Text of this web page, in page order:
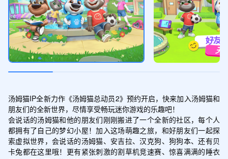
汤姆猫IP全新力作《汤姆猫总动员2》预约开启，快来加入汤姆猫和
朋友们的全新世界，尽情享受畅玩迷你游戏的乐趣吧！
会说话的汤姆猫和他的朋友们刚刚搬进了一个全新的社区，每个人
都拥有了自己的梦幻小屋！加入这场萌趣之旅，和好朋友们一起探
索虚拟世界，会说话的汤姆猫、安吉拉、汉克狗、狗狗本、还有贝
卡兔都在这里哦！更有紧张刺激的割草机竞速赛、惊喜满满的睡衣